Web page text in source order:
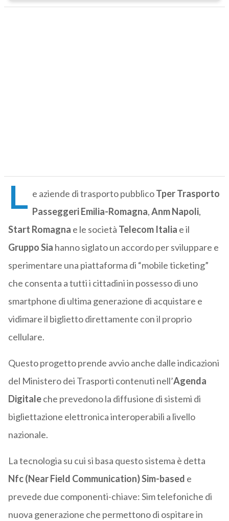
L e aziende di trasporto pubblicoTper Trasporto
Passeggeri Emilia-Romagna,Anm Napoli,
Start Romagna e le società Telecom Italia e il
Gruppo Sia hanno siglato un accordo per sviluppare e
sperimentare una piattaforma di “mobile ticketing”
che consenta a tutti i cittadini in possesso di uno
smartphone di ultima generazione di acquistare e
vidimare il biglietto direttamente con il proprio
cellulare.
Questo progetto prende avvio anche dalle indicazioni
del Ministero dei Trasporti contenuti nell’Agenda
Digitaleche prevedono la diffusione di sistemi di
bigliettazione elettronica interoperabili a livello
nazionale.
La tecnologia su cui si basa questo sistema è detta
Nfc (Near Field Communication) Sim-based e
prevede due componenti-chiave: Sim telefoniche di
nuova generazione che permettono di ospitare in